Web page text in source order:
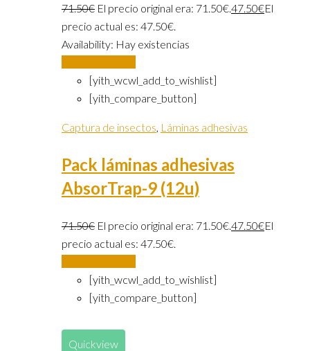
71.50€ El precio original era: 71.50€.47.50€El
precio actual es: 47.50€.
Availability: Hay existencias
[yith_wcwl_add_to_wishlist]
[yith_compare_button]
Captura de insectos Láminas adhesivas
Pack láminas adhesivas
AbsorTrap-9 (12u)
71.50€ El precio original era: 71.50€.47.50€El
precio actual es: 47.50€.
[yith_wcwl_add_to_wishlist]
[yith_compare_button]
Quickview